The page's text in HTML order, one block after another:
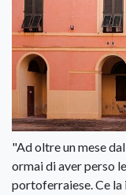
"Ad oltre un mese
ormai di aver perso
portoferraiese. Ce